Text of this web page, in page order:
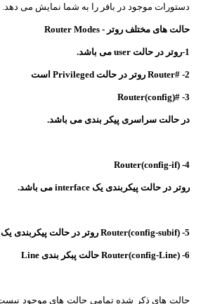
دستورات موجود در بافر را به شما نمایش می دهد.
حالت های مختلف روتر - Router Modes
1- روتر در حالت user می باشد.
2- #Router روتر در حالت Privileged است
3- #(Router(config
در حالت سراسری پیکر بندی می باشد.
4- (Router(config-if
روتر در حالت پیکربندی یک interface می باشد.
5- (Router(config-subif روتر در حالت پیکربندی یک sub interface می باشد.
6- (Router(config-Line حالت پبکر بندی Line